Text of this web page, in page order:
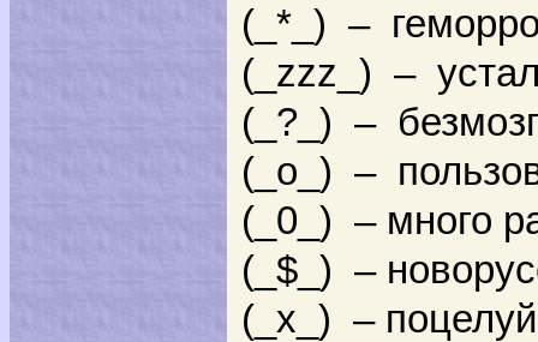
(_*_) –
(_zzz_) –
(_?_) –
(_о_) –
(_0_) – много
(_$_) –
(_x_) –